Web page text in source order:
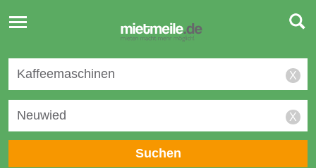
Toggle
navigation
X
X
Suchen